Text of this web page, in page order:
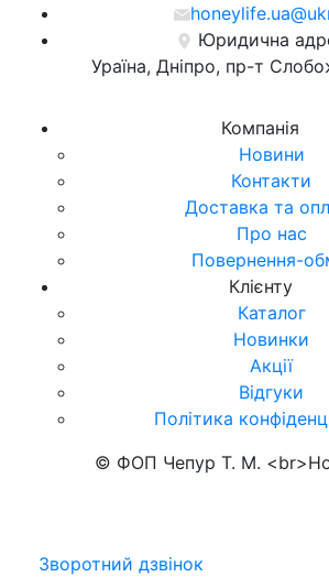
Компанія
Новини
Контакти
Доставка та
Про нас
Повернення-
Клієнту
Каталог
Новинки
Акції
Відгуки
Політика
Юридична
Ураїна, Дніпро, пр-т
© ФОП Чепур Т. М.
Зворотний дзвінок